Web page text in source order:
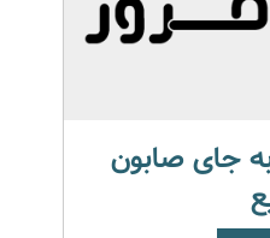
جای صابون